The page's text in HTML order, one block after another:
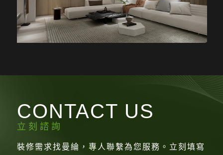
CONTACT US
立刻諮詢
裝修需求找曼綸，專人聯繫為您服務。立刻填寫